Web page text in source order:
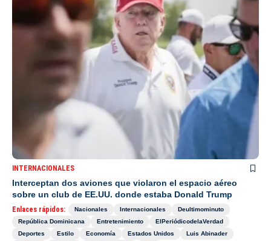
INTERNACIONALES
Interceptan dos aviones que violaron el espacio aéreo
sobre un club de EE.UU. donde estaba Donald Trump
Enlaces rápidos: Nacionales Internacionales
Deultimominuto
República Dominicana
Entretenimiento
ElPeriódicodelaVerdad
Deportes
Estilo Economía Estados Unidos
Luis Abinader